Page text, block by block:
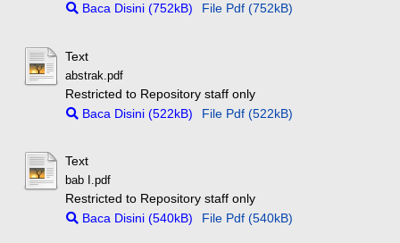
Baca Disini (752kB)
File Pdf (752kB)
Text
abstrak.pdf
Restricted to Repository staff only
Baca Disini (522kB)
File Pdf (522kB)
Text
bab I.pdf
Restricted to Repository staff only
Baca Disini (540kB)
File Pdf (540kB)